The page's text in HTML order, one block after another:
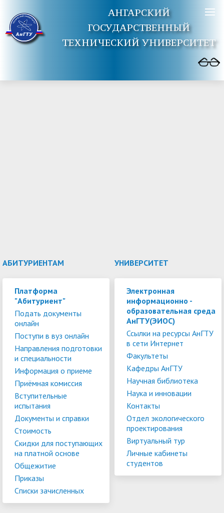
АНГАРСКИЙ
ГОСУДАРСТВЕННЫЙ
ТЕХНИЧЕСКИЙ УНИВЕРСИТЕТ
АБИТУРИЕНТАМ
Платформа
"Абитуриент"
Подать документы
онлайн
Поступи в вуз онлайн
Направления подготовки
и специальности
Информация о приеме
Приёмная комиссия
Вступительные
испытания
Документы и справки
Стоимость
Скидки для поступающих
на платной основе
Общежитие
Приказы
Списки зачисленных
УНИВЕРСИТЕТ
Электронная
информационно -
образовательная среда
АнГТУ(ЭИОС)
Ссылки на ресурсы АнГТУ
в сети Интернет
Факультеты
Кафедры АнГТУ
Научная библиотека
Наука и инновации
Контакты
Отдел экологического
проектирования
Виртуальный тур
Личные кабинеты
студентов